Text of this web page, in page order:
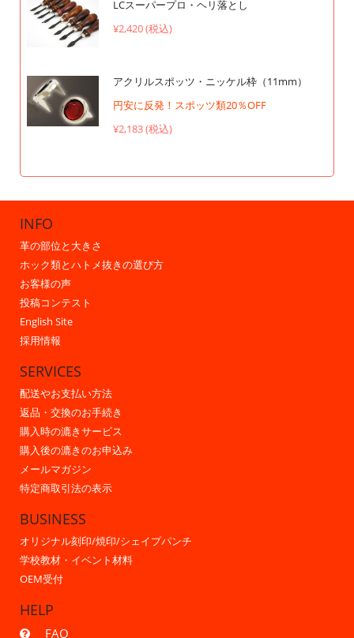
LCスーパープロ・ヘリ落とし
¥2,420 (税込)
アクリルスポッツ・ニッケル枠（11mm）
円安に反発！スポッツ類20％OFF
¥2,183 (税込)
INFO
革の部位と大きさ
ホック類とハトメ抜きの選び方
お客様の声
投稿コンテスト
English Site
採用情報
SERVICES
配送やお支払い方法
返品・交換のお手続き
購入時の漉きサービス
購入後の漉きのお申込み
メールマガジン
特定商取引法の表示
BUSINESS
オリジナル刻印/焼印/シェイプパンチ
学校教材・イベント材料
OEM受付
HELP
FAQ